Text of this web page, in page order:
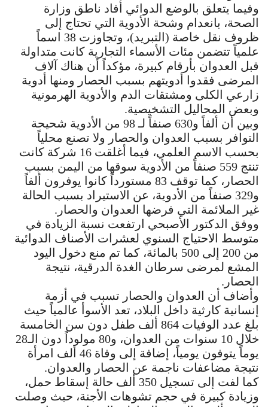
وفيما يتعلق بالوضع الدوائي أفاد ناطق وزارة
الصحة، بانعدام وشحة الأدوية التي تحتاج إلى
ظروف نقل خاصة (التبريد)، وتجاوزت 38 اسماً
علمياً تتضمن مئات الأسماء التجارية كانت متداولة
قبل العدوان بأرقام كبيرة، مؤكداً أن هناك آلاف
المرضى فقدوا أدويتهم بسبب الحصار ومنها أدوية
زارعي الكلى ومشتقات الدم والأدوية الهرمونية
وبعض المحاليل التشخيصية.
وبين أن ألفاً و630 صنفاً لـ 98 من الأدوية شحيحة
التوافر بسبب العدوان والحصار ولا تصنع محلياً
بحسب الاسم العلمي، فيما أغلقت 16 شركة كانت
تنتج 559 صنفاً من الأدوية سوقها من اليمن بسبب
الحصار، كما توقف 83 مستورداً كانوا يوفرون ألفاً
و329 صنفاً من الأدوية، عن الاستيراد بسبب الحالة
غير الملائمة التي فرضها العدوان والحصار.
ووفق الدكتور الأصبحي ارتفعت نسبة الزيادة في
متوسط الاحتياج السنوي لعشرات الأصناف الدوائية
من 200 إلى 500 بالمائة، كما تم منع دخول اليود
المشع لمرضى سرطان الغدة الدرقية، نتيجة
الحصار.
وأضاف أن العدوان والحصار تسبب في أزمة
إنسانية كارثية داخل البلاد، تعد الأسوأ عالمياً حيث
بلغ عدد الوفيات 864 ألف طفل دون سن الخامسة
خلال 10 سنوات من العدوان، و80 مولوداً دون الـ28
يوماً يتوفون يومياً، إضافة إلى وفاة 46 ألف امرأة
نتيجة مضاعفات ناجمة عن الحصار والعدوان.
كما لفت إلى تسجيل 350 ألف حالة إسقاط حمل،
وزيادة كبيرة في حجم تشوهات الأجنة، حيث وصلت